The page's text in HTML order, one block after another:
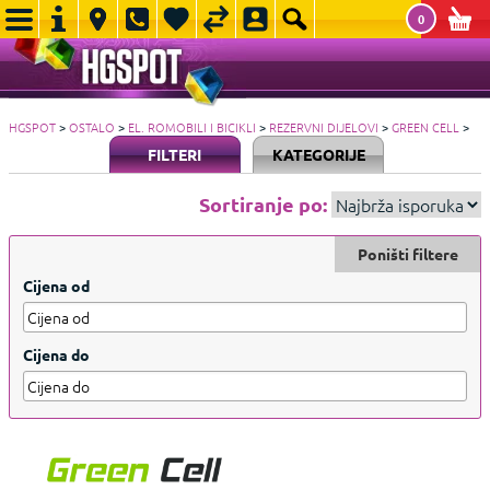
0
HGSPOT>OSTALO > EL. ROMOBILI I BICIKLI > REZERVNI DIJELOVI >GREEN CELL >
FILTERI KATEGORIJE
Sortiranje po:
Cijena od
Cijena do
Poništi filtere